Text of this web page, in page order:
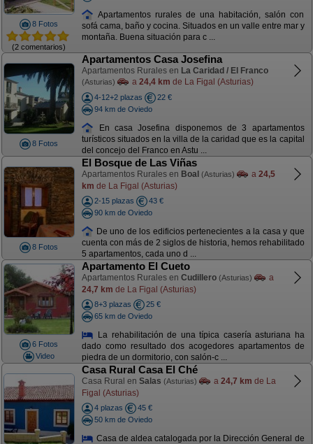
8 Fotos
(2 comentarios)
Apartamentos rurales de una habitación, salón con
sofá cama, baño y cocina. Situados en un valle entre mar y
montaña. Buena situación para c ...
8 Fotos
Apartamentos Casa Josefina
Apartamentos Rurales en La Caridad / El Franco
(Asturias) a 24,4 km de La Figal (Asturias)
4-12+2 plazas
22 €
94 km de Oviedo
En casa Josefina disponemos de 3 apartamentos
turísticos situados en la villa de la caridad que es la capital
del concejo del Franco en Astu ...
8 Fotos
El Bosque de Las Viñas
Apartamentos Rurales en Boal (Asturias) a 24,5
km de La Figal (Asturias)
2-15 plazas
43 €
90 km de Oviedo
De uno de los edificios pertenecientes a la casa y que
cuenta con más de 2 siglos de historia, hemos rehabilitado
5 apartamentos, cada uno d ...
6 Fotos
Video
Apartamento El Cueto
Apartamentos Rurales en Cudillero (Asturias)
a
24,7 km de La Figal (Asturias)
8+3 plazas
25 €
65 km de Oviedo
La rehabilitación de una típica casería asturiana ha
dado como resultado dos acogedores apartamentos de
piedra de un dormitorio, con salón-c ...
Casa Rural Casa El Ché
Casa Rural en Salas (Asturias) a 24,7 km de La
Figal (Asturias)
4 plazas
45 €
50 km de Oviedo
Casa de aldea catalogada por la Dirección General de